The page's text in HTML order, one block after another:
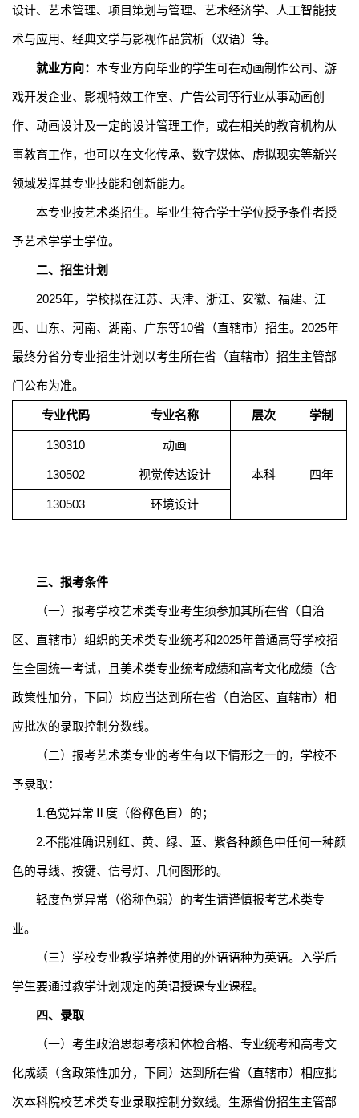
设计、 艺术管理、项目策划与管理、 艺术经济学、人工智能技
术与应用、经典文学与影视作品赏析（双语） 等。
就业方向： 本专业方向毕业的学生可在动画制作公司、游
戏开发企业、影视特效工作室、广告公司等行业从事动画创
作、动画设计及一定的设计管理工作，或在相关的教育机构从
事教育工作，也可以在文化传承、数字媒体、虚拟现实等新兴
领域发挥其专业技能和创新能力。
本专业按艺术类招生。毕业生符合学士学位授予条件者授
予艺术学学士学位。
二、招生计划
2025年， 学校拟在江苏、天津、浙江、安徽、福建、江
西、山东、河南、湖南、广东等10省（直辖市）招生。 2025年
最终分省分专业招生计划以考生所在省（直辖市）招生主管部
门公布为准。
专业代码 专业名称 层次 学制
130310 动画
本科 四年
130502 视觉传达设计
130503 环境设计
三、报考条件
（一） 报考学校艺术类专业考生须参加其所在省（自治
区、 直辖市）组织的美术类专业统考和2025年普通高等学校招
生全国统一考试，且美术类专业统考成绩和高考文化成绩（含
政策性加分，下同） 均应当达到所在省（自治区、 直辖市）相
应批次的录取控制分数线。
（二） 报考艺术类专业的考生有以下情形之一的，学校不
予录取：
1.色觉异常Ⅱ度（俗称色盲）的；
2.不能准确识别红、黄、绿、蓝、紫各种颜色中任何一种颜
色的导线、按键、信号灯、几何图形的。
轻度色觉异常（俗称色弱）的考生请谨慎报考艺术类专
业。
（三） 学校专业教学培养使用的外语语种为英语。入学后
学生要通过教学计划规定的英语授课专业课程。
四、录取
（一） 考生政治思想考核和体检合格、专业统考和高考文
化成绩（含政策性加分，下同）达到所在省（直辖市）相应批
次本科院校艺术类专业录取控制分数线。 生源省份招生主管部